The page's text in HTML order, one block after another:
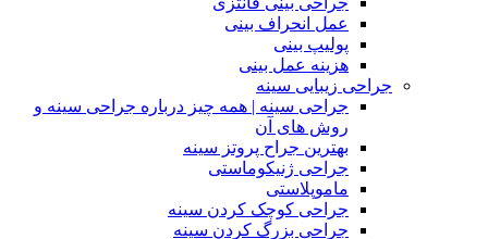
عمل انحراف بینی
پولیپ بینی
هزینه عمل بینی
جراحی زیبایی سینه
جراحی سینه | همه چیز درباره جراحی سینه و
روش های آن
بهترین جراح پروتز سینه
جراحی ژنیکوماستی
ماموپلاستی
جراحی کوچک کردن سینه
جراحی بزرگ کردن سینه